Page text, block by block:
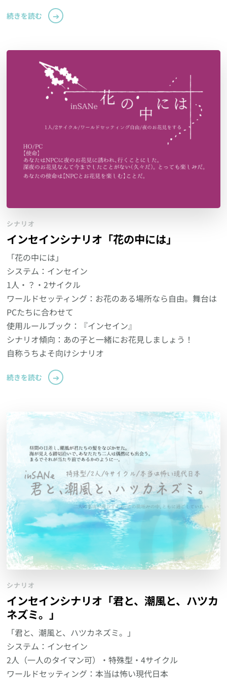
続きを読む
シナリオ
インセインシナリオ「花の中には」
「花の中には」
システム：インセイン
1人・？・2サイクル
ワールドセッティング：お花のある場所なら自由。舞台は
PCたちに合わせて
使用ルールブック：『インセイン』
シナリオ傾向：あの子と一緒にお花見しましょう！
自称うちよそ向けシナリオ
続きを読む
シナリオ
インセインシナリオ「君と、潮風と、ハツカ
ネズミ。」
「君と、潮風と、ハツカネズミ。」
システム：インセイン
2人（一人のタイマン可）・特殊型・4サイクル
ワールドセッティング：本当は怖い現代日本